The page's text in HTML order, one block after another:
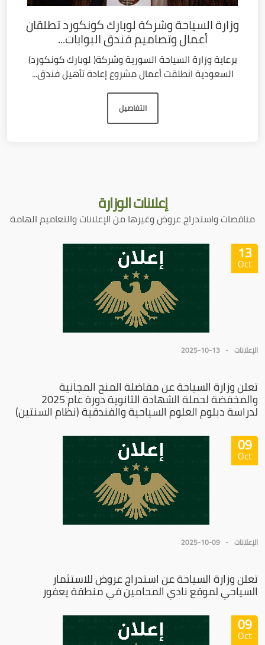
وزارة السياحة وشركة لوبارك كونكورد تطلقان
أعمال وتصاميم فندق البوابات...
برعاية وزارة السياحة السورية وشركة( لوبارك كونكورد)
السعودية انطلقت أعمال مشروع إعادة تأهيل فندق...
التفاصيل
إعلاناتالوزارة
مناقصات واستدراج عروض وغيرها من الإعلانات والتعاميم الهامة
13
Oct
الإعلانات 2025-10-13
تعلن وزارة السياحة عن مفاضلة المنح المجانية
والمخفضة لحملة الشهادة الثانوية دورة عام 2025
لدراسة دبلوم العلوم السياحية والفندقية (نظام السنتين)
09
Oct
الإعلانات 2025-10-09
تعلن وزارة السياحة عن استدراج عروض للاستثمار
السياحي لموقع نادي المحامين في منطقة يعفور
09
Oct